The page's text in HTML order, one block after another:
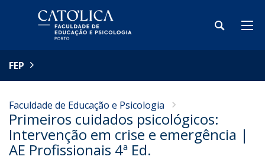
FEP
Faculdade de Educação e Psicologia
Primeiros cuidados psicológicos:
Intervenção em crise e emergência |
AE Profissionais 4ª Ed.